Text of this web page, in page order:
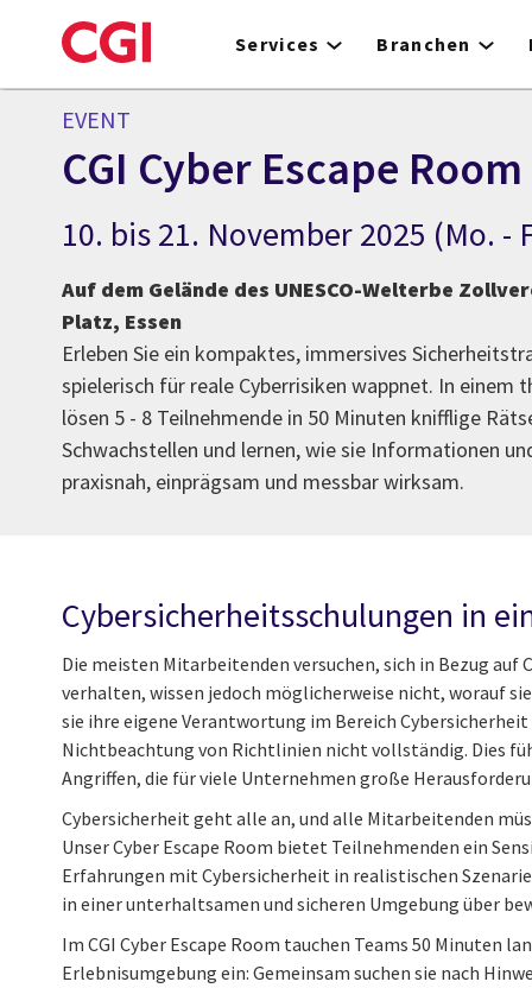
to
Services Branchen
EVENT
CGI Cyber Escape Room
10. bis 21. November 2025 (Mo. -
Auf dem Gelände des UNESCO-Welterbe
Platz, Essen
Erleben Sie ein kompaktes, immersives
spielerisch für reale Cyberrisiken wappnet. In einem
lösen 5 - 8 Teilnehmende in 50 Minuten knifflige
Schwachstellen und lernen, wie sie Informationen
praxisnah, einprägsam und messbar wirksam.
Cybersicherheitsschulungen in
Die meisten Mitarbeitenden versuchen, sich in Bezug auf
verhalten, wissen jedoch möglicherweise nicht, worauf
sie ihre eigene Verantwortung im Bereich Cybersicherheit
Nichtbeachtung von Richtlinien nicht vollständig. Dies
Angriffen, die für viele Unternehmen große
Cybersicherheit geht alle an, und alle Mitarbeitenden
Unser Cyber Escape Room bietet Teilnehmenden ein
Erfahrungen mit Cybersicherheit in realistischen
in einer unterhaltsamen und sicheren Umgebung über
Im CGI Cyber Escape Room tauchen Teams 50 Minuten
Erlebnisumgebung ein: Gemeinsam suchen sie nach